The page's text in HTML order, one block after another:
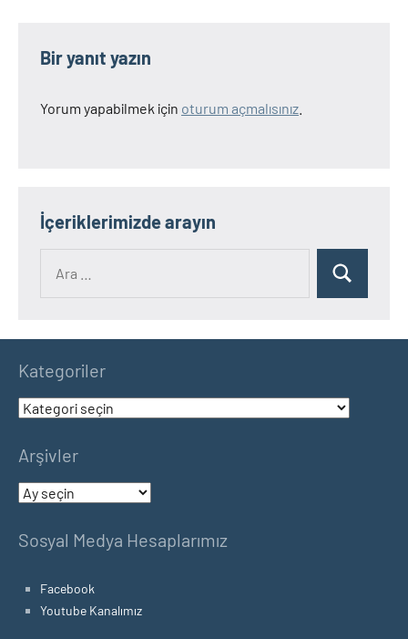
Bir yanıt yazın
Yorum yapabilmek için oturum açmalısınız
İçeriklerimizde arayın
Ara
Kategoriler
Kategoriler
Arşivler
Arşivler
Sosyal Medya Hesaplarımız
Facebook
Youtube Kanalımız